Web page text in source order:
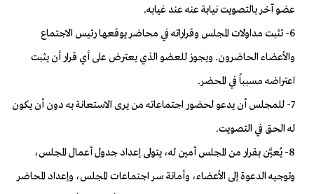
عضو آخر بالتصويت نيابة عنه عند غيابه.
6- تثبت مداولات المجلس وقراراته في محاضر يوقعها رئيس الاجتماع
والأعضاء الحاضرون. ويجوز للعضو الذي يعترض على أي قرار أن يثبت
اعتراضه مسبباً في المحضر.
7- للمجلس أن يدعو لحضور اجتماعاته من يرى الاستعانة به دون أن يكون
له الحق في التصويت.
8- يُعيَّن بقرار من المجلس أمين له، يتولى إعداد جدول أعمال المجلس،
وتوجيه الدعوة إلى الأعضاء، وأمانة سر اجتماعات المجلس، وإعداد المحاضر